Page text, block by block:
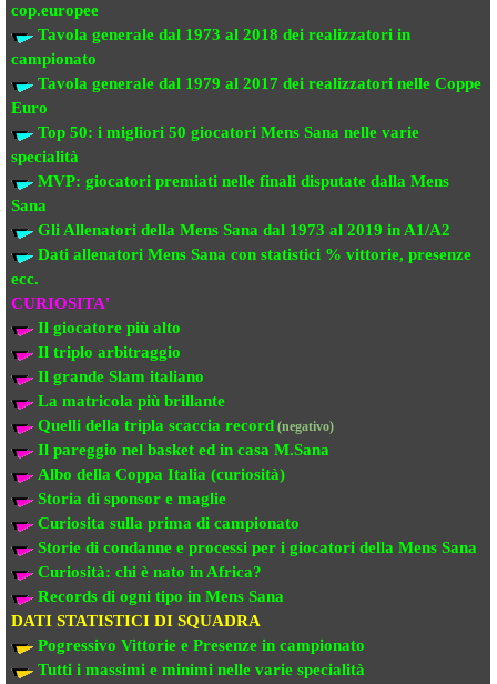
cop.europee
Tavola generale dal 1973 al 2018 dei realizzatori in
campionato
Tavola generale dal 1979 al 2017 dei realizzatori nelle Coppe
Euro
Top 50: i migliori 50 giocatori Mens Sana nelle varie
specialità
MVP: giocatori premiati nelle finali disputate dalla Mens
Sana
Gli Allenatori della Mens Sana dal 1973 al 2019 in A1/A2
Dati allenatori Mens Sana con statistici % vittorie, presenze
ecc.
CURIOSITA'
Il giocatore più alto
Il triplo arbitraggio
Il grande Slam italiano
La matricola più brillante
Quelli della tripla scaccia record (negativo)
Il pareggio nel basket ed in casa M.Sana
Albo della Coppa Italia (curiosità)
Storia di sponsor e maglie
Curiosita sulla prima di campionato
Storie di condanne e processi per i giocatori della Mens Sana
Curiosità: chi è nato in Africa?
Records di ogni tipo in Mens Sana
DATI STATISTICI DI SQUADRA
Pogressivo Vittorie e Presenze in campionato
Tutti i massimi e minimi nelle varie specialità